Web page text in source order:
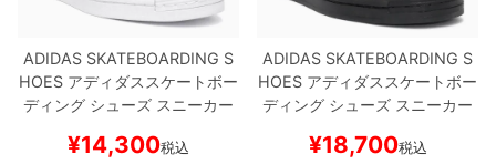
ADIDAS SKATEBOARDING S
HOES アディダススケートボー
ディング シューズ スニーカー
WHITE/BLACK/WHITE
¥14,300税込
ADIDAS SKATEBOARDING S
HOES アディダススケートボー
ディング シューズ スニーカー
MARCOS MONTOYAMAROO
¥18,700税込
シェイプデッキ
高性能デッキ